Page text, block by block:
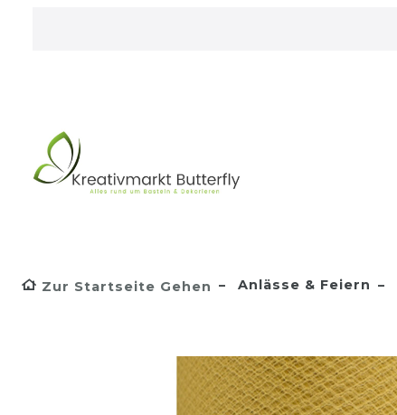
Zur Startseite Gehen Anlässe & Feiern